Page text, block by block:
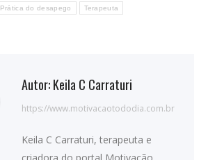
Prática do desapego Terapeuta
Autor:Keila C Carraturi
https://www.motivacaotododia.com.br
Keila C Carraturi, terapeuta e